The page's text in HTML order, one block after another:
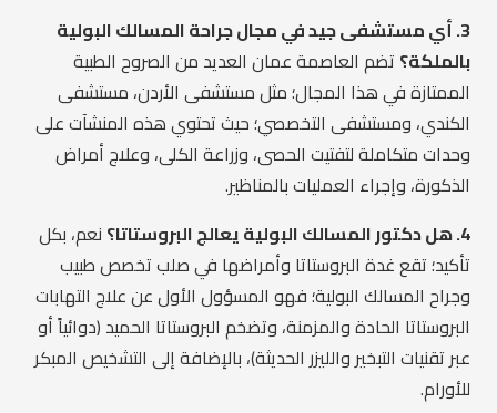
3. أي مستشفى جيد في مجال جراحة المسالك البولية
بالملكة؟ تضم العاصمة عمان العديد من الصروح الطبية
الممتازة في هذا المجال؛ مثل مستشفى الأردن، مستشفى
الكندي، ومستشفى التخصصي؛ حيث تحتوي هذه المنشآت على
وحدات متكاملة لتفتيت الحصى، وزراعة الكلى، وعلاج أمراض
الذكورة، وإجراء العمليات بالمناظير.
4. هل دكتور المسالك البولية يعالج البروستاتا؟
نعم، بكل
تأكيد؛ تقع غدة البروستاتا وأمراضها في صلب تخصص طبيب
وجراح المسالك البولية؛ فهو المسؤول الأول عن علاج التهابات
البروستاتا الحادة والمزمنة، وتضخم البروستاتا الحميد (دوائياً أو
عبر تقنيات التبخير والليزر الحديثة)، بالإضافة إلى التشخيص المبكر
للأورام.